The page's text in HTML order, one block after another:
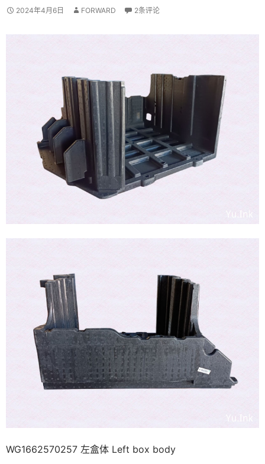
2024年4月6日 FORWARD 2条评论
WG1662570257 左盒体 Left box body